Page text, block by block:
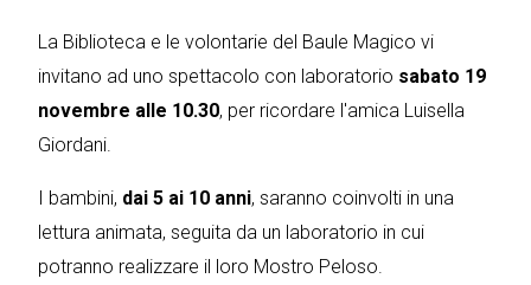
La Biblioteca e le volontarie del Baule Magico vi
invitano ad uno spettacolo con laboratorio sabato 19
novembre alle 10.30, per ricordare l'amica Luisella
Giordani.
I bambini, dai 5 ai 10 anni, saranno coinvolti in una
lettura animata, seguita da un laboratorio in cui
potranno realizzare il loro Mostro Peloso.